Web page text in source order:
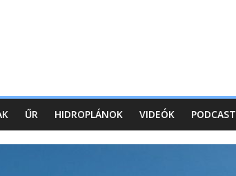
ŰR HIDROPLÁNOK VIDEÓK PODCAST